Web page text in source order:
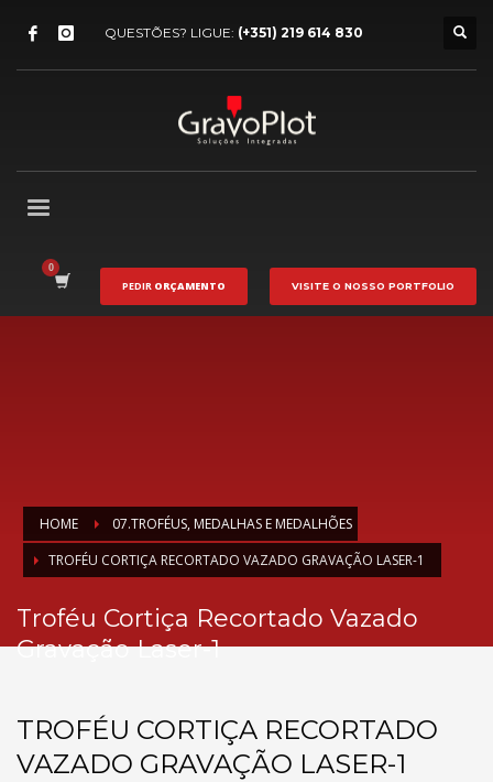
QUESTÕES? LIGUE: (+351) 219 614 830
PEDIR ORÇAMENTO VISITE O NOSSO PORTFOLIO
HOME
07.TROFÉUS, MEDALHAS E MEDALHÕES
TROFÉU CORTIÇA RECORTADO VAZADO GRAVAÇÃO LASER-1
Troféu Cortiça Recortado Vazado
Gravação Laser-1
TROFÉU CORTIÇA RECORTADO
VAZADO GRAVAÇÃO LASER-1